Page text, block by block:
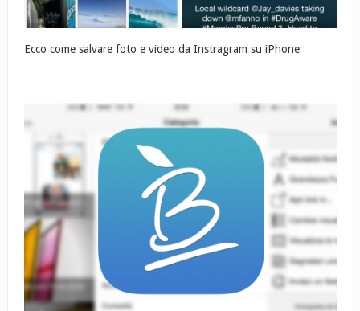
Ecco come salvare foto e video da Instragram su iPhone